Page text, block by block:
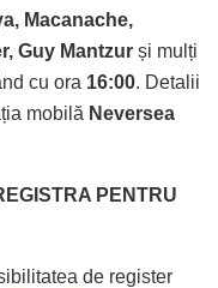
Macanache,
Guy Mantzur și mulți
cu ora 16:00. Detalii
mobilă Neversea
PENTRU
de register